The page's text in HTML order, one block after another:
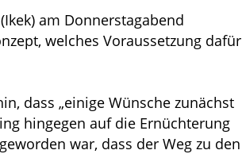
am Donnerstagabend
welches Voraussetzung dafür
dass „einige Wünsche zunächst
hingegen auf die Ernüchterung
war, dass der Weg zu den